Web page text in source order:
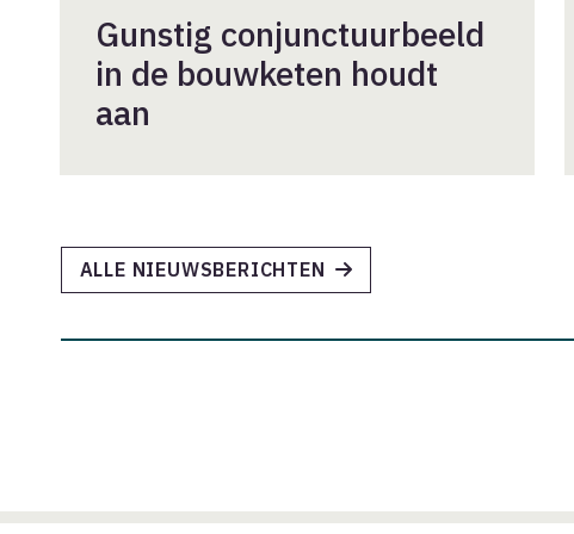
Gunstig conjunctuurbeeld
in de bouwketen houdt
aan
ALLE NIEUWSBERICHTEN